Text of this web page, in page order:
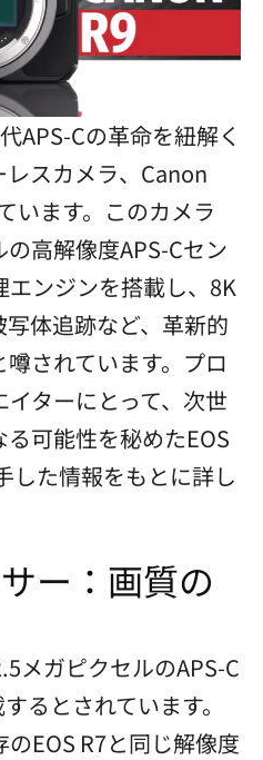
APS-Cの革命を紐解く
スカメラ、Canon
います。このカメラ
高解像度APS-Cセン
ンジンを搭載し、8K
体追跡など、革新的
されています。プロ
ターにとって、次世
可能性を秘めたEOS
した情報をもとに詳し
ー：画質の
メガピクセルのAPS-C
るとされています。
EOS R7と同じ解像度